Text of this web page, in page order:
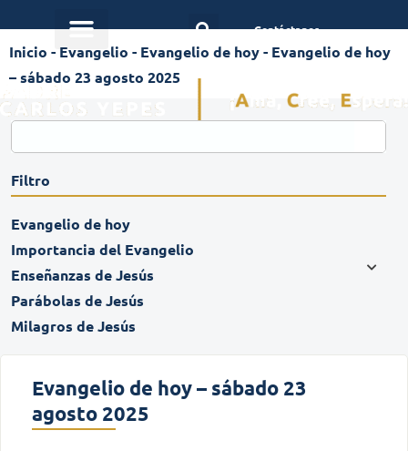
Contáctanos
Inicio - Evangelio - Evangelio de hoy- Evangelio de hoy
– sábado 23 agosto 2025
Filtro
Evangelio de hoy
Importancia del Evangelio
Enseñanzas de Jesús
Parábolas de Jesús
Milagros de Jesús
Evangelio de hoy – sábado 23
agosto 2025